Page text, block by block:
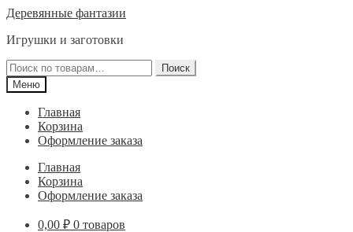
Перейти
навигации
Перейти
содержимому
Деревянные фантазии
Игрушки и заготовки
Искать:
Поиск
Меню
Главная
Корзина
Оформление заказа
Главная
Корзина
Оформление заказа
0,00 ₽ 0 товаров